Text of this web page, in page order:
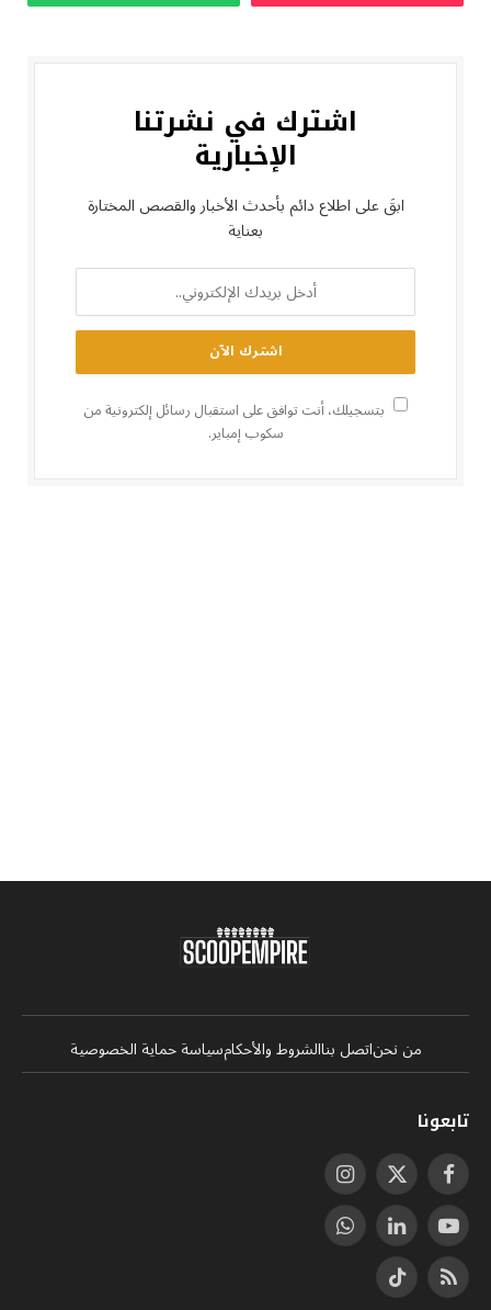
اشترك في نشرتنا
الإخبارية
ابقَ على اطلاع دائم بأحدث الأخبار والقصص المختارة
بعناية
بتسجيلك، أنت توافق على استقبال رسائل إلكترونية من
سكوب إمباير.
من نحناتصل بناالشروط والأحكامسياسة حماية الخصوصية
تابعونا
فيسبوكX
(Twitter)
الانستغرام
يوتيوب لينكدإنواتساب
RSS
تيكتوك